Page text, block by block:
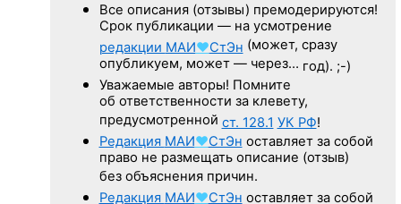
Все описания (отзывы) премодерируются!
Срок публикации — на усмотрение
редакции МАИ♥СтЭн (может, сразу
опубликуем, может — через… год). ;-)
Уважаемые авторы! Помните
об ответственности за клевету,
предусмотренной ст. 128.1 УК РФ!
Редакция МАИ♥СтЭн оставляет за собой
право не размещать описание (отзыв)
без объяснения причин.
Редакция МАИ♥СтЭн оставляет за собой